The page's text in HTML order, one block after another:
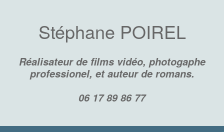
Stéphane POIREL
Réalisateur de films vidéo, photogaphe
professionel, et auteur de romans.
06 17 89 86 77